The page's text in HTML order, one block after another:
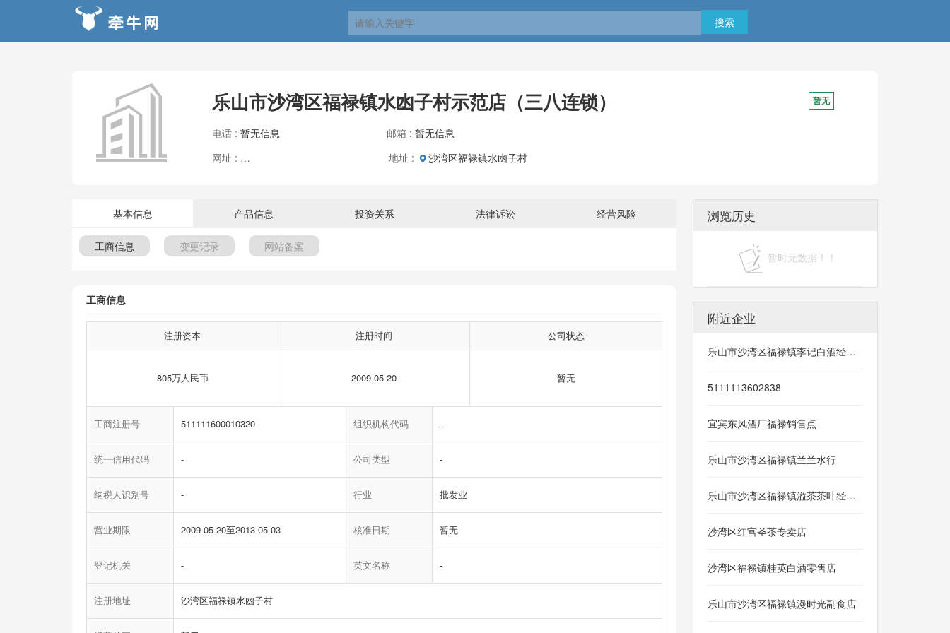
搜索
乐山市沙湾区福禄镇水凼子村示范店（三八连锁） 暂无
电话 : 暂无信息 邮箱 : 暂无信息
网址 :
暂无信息 地址 : 沙湾区福禄镇水凼子村
基本信息 产品信息 投资关系 法律诉讼 经营风险
工商信息 变更记录 网站备案
工商信息
注册资本 注册时间 公司状态
805万人民币 2009-05-20 暂无
工商注册号 511111600010320 组织机构代码 -
统一信用代码 - 公司类型 -
纳税人识别号 - 行业 批发业
营业期限 2009-05-20至2013-05-03 核准日期 暂无
登记机关 - 英文名称 -
注册地址 沙湾区福禄镇水凼子村
浏览历史
暂时无数据！！
附近企业
乐山市沙湾区福禄镇李记白酒经营部
5111113602838
宜宾东风酒厂福禄销售点
乐山市沙湾区福禄镇兰兰水行
乐山市沙湾区福禄镇溢茶茶叶经营部
沙湾区红宫圣茶专卖店
沙湾区福禄镇桂英白酒零售店
乐山市沙湾区福禄镇漫时光副食店